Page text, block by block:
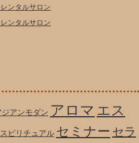
ンタルサロン
ンタルサロン
ジアンモダン アロマ エス
スピリチュアル セミナー セラ